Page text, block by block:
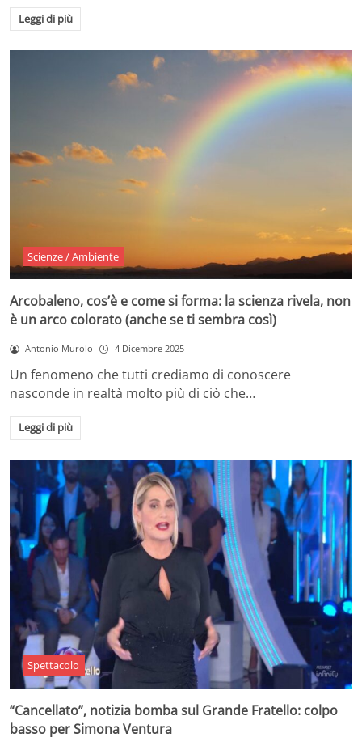
Leggi di più
Scienze / Ambiente
Arcobaleno, cos’è e come si forma: la scienza rivela, non
è un arco colorato (anche se ti sembra così)
Antonio Murolo 4 Dicembre 2025
Un fenomeno che tutti crediamo di conoscere
nasconde in realtà molto più di ciò che…
Leggi di più
Spettacolo
“Cancellato”, notizia bomba sul Grande Fratello: colpo
basso per Simona Ventura